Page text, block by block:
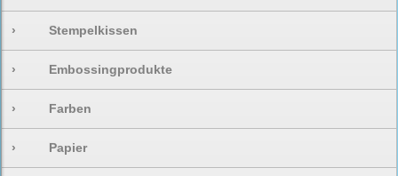
› Stempelkissen
› Embossingprodukte
› Farben
› Papier